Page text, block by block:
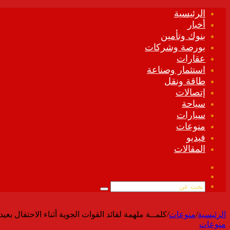
الرئيسية
أخبار
بنوك وتأمين
بورصة وشركات
عقارات
استثمار وصناعة
طاقة ونقل
إتصالات
سياحة
سيارات
منوعات
فيديو
المقالات
الموقع
بحث
الرئيسية/منوعات/كلمــة ملهمة لقائد القوات الجوية أثناء الاحتفال
منوعات